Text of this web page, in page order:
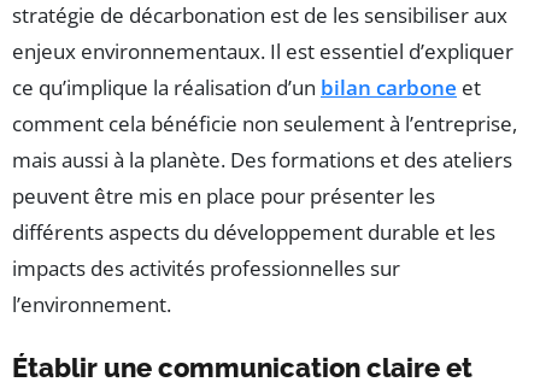
stratégie de décarbonation est de les sensibiliser aux
enjeux environnementaux. Il est essentiel d’expliquer
ce qu’implique la réalisation d’un bilan carbone et
comment cela bénéficie non seulement à l’entreprise,
mais aussi à la planète. Des formations et des ateliers
peuvent être mis en place pour présenter les
différents aspects du développement durable et les
impacts des activités professionnelles sur
l’environnement.
Établir une communication claire et